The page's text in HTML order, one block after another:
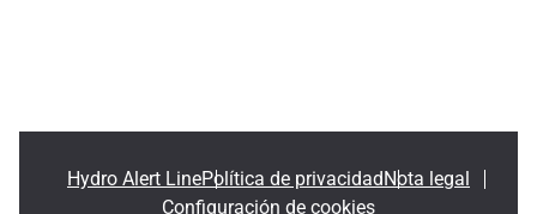
Hydro Alert LinePolítica de privacidadNota legal
Configuración de cookies